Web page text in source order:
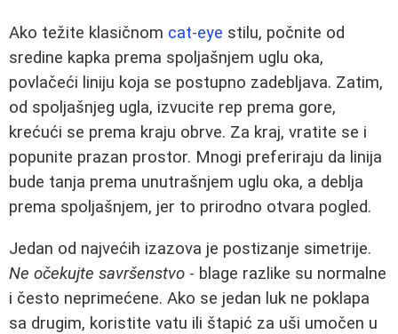
Ako težite klasičnom cat-eye stilu, počnite od
sredine kapka prema spoljašnjem uglu oka,
povlačeći liniju koja se postupno zadebljava. Zatim,
od spoljašnjeg ugla, izvucite rep prema gore,
krećući se prema kraju obrve. Za kraj, vratite se i
popunite prazan prostor. Mnogi preferiraju da linija
bude tanja prema unutrašnjem uglu oka, a deblja
prema spoljašnjem, jer to prirodno otvara pogled.
Jedan od najvećih izazova je postizanje simetrije.
Ne očekujte savršenstvo - blage razlike su normalne
i često neprimećene. Ako se jedan luk ne poklapa
sa drugim, koristite vatu ili štapić za uši umočen u